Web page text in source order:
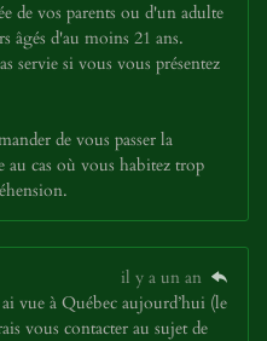
de vos parents ou d'un adulte
âgés d'au moins 21 ans.
servie si vous vous présentez
de vous passer la
cas où vous habitez trop
il y a un an
vue à Québec aujourd’hui (le
vous contacter au sujet de